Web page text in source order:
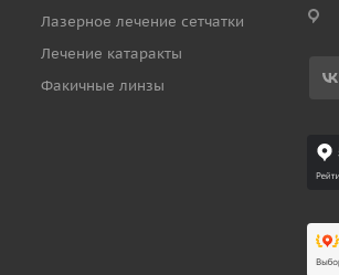
Лазерное лечение сетчатки
Лечение катаракты
Факичные линзы